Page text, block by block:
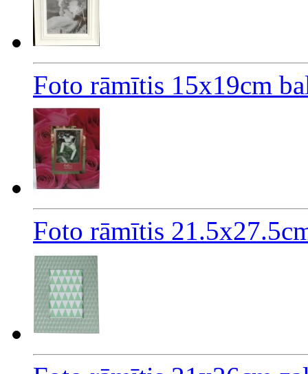
Foto rāmītis 15x19cm
Foto rāmītis